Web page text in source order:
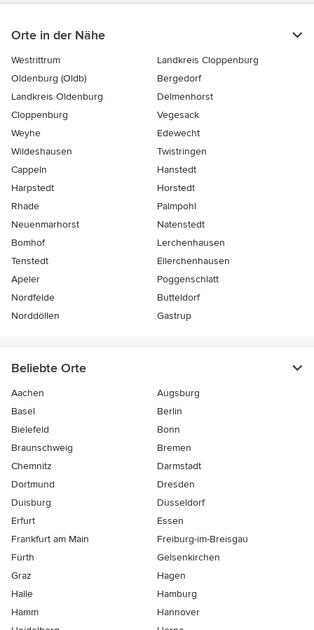
Orte in der Nähe
Westrittrum
Landkreis Cloppenburg
Oldenburg (Oldb)
Bergedorf
Landkreis Oldenburg
Delmenhorst
Cloppenburg
Vegesack
Weyhe
Edewecht
Wildeshausen
Twistringen
Cappeln
Hanstedt
Harpstedt
Horstedt
Rhade
Palmpohl
Neuenmarhorst
Natenstedt
Bomhof
Lerchenhausen
Tenstedt
Ellerchenhausen
Apeler
Poggenschlatt
Nordfelde
Butteldorf
Norddöllen
Gastrup
Beliebte Orte
Aachen
Augsburg
Basel
Berlin
Bielefeld
Bonn
Braunschweig
Bremen
Chemnitz
Darmstadt
Dortmund
Dresden
Duisburg
Düsseldorf
Erfurt
Essen
Frankfurt am Main
Freiburg-im-Breisgau
Fürth
Gelsenkirchen
Graz
Hagen
Halle
Hamburg
Hamm
Hannover